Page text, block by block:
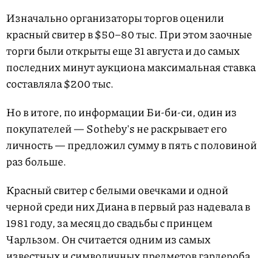
Изначально организаторы торгов оценили
красный свитер в $50–80 тыс. При этом заочные
торги были открыты еще 31 августа и до самых
последних минут аукциона максимальная ставка
составляла $200 тыс.
Но в итоге, по информации Би-би-си, один из
покупателей — Sotheby's не раскрывает его
личность — предложил сумму в пять с половиной
раз больше.
Красный свитер с белыми овечками и одной
черной среди них Диана в первый раз надевала в
1981 году, за месяц до свадьбы с принцем
Чарльзом. Он считается одним из самых